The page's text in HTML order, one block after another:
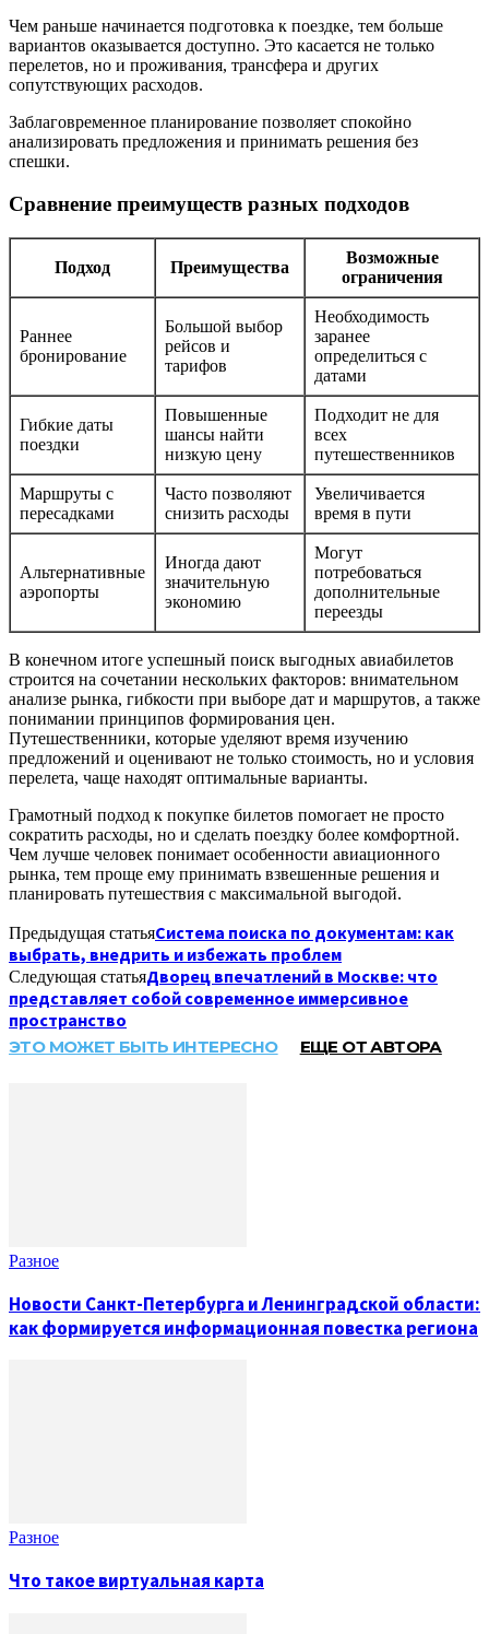
Чем раньше начинается подготовка к поездке, тем больше
вариантов оказывается доступно. Это касается не только
перелетов, но и проживания, трансфера и других
сопутствующих расходов.
Заблаговременное планирование позволяет спокойно
анализировать предложения и принимать решения без
спешки.
Сравнение преимуществ разных подходов
Подход Преимущества
Возможные
ограничения
Раннее
бронирование
Большой выбор
рейсов и
тарифов
Необходимость
заранее
определиться с
датами
Гибкие даты
поездки
Повышенные
шансы найти
низкую цену
Подходит не для
всех
путешественников
Маршруты с
пересадками
Часто позволяют
снизить расходы
Увеличивается
время в пути
Альтернативные
аэропорты
Иногда дают
значительную
экономию
Могут
потребоваться
дополнительные
переезды
В конечном итоге успешный поиск выгодных авиабилетов
строится на сочетании нескольких факторов: внимательном
анализе рынка, гибкости при выборе дат и маршрутов, а также
понимании принципов формирования цен.
Путешественники, которые уделяют время изучению
предложений и оценивают не только стоимость, но и условия
перелета, чаще находят оптимальные варианты.
Грамотный подход к покупке билетов помогает не просто
сократить расходы, но и сделать поездку более комфортной.
Чем лучше человек понимает особенности авиационного
рынка, тем проще ему принимать взвешенные решения и
планировать путешествия с максимальной выгодой.
Предыдущая статьяСистема поиска по документам: как
выбрать, внедрить и избежать проблем
Следующая статьяДворец впечатлений в Москве: что
представляет собой современное иммерсивное
пространство
ЭТО МОЖЕТ БЫТЬ ИНТЕРЕСНО ЕЩЕ ОТ АВТОРА
Разное
Новости Санкт-Петербурга и Ленинградской области:
как формируется информационная повестка региона
Разное
Что такое виртуальная карта